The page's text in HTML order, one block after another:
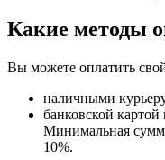
Какие методы
Вы можете оплатить
наличными
банковской
Минимальная
10%.